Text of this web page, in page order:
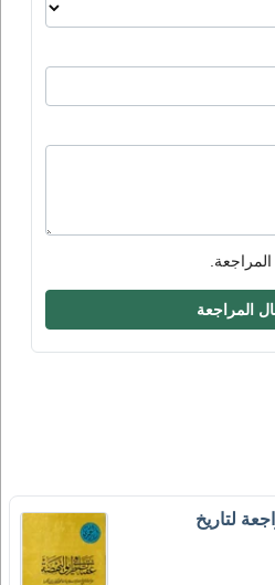
المراجعة
لتاريخ